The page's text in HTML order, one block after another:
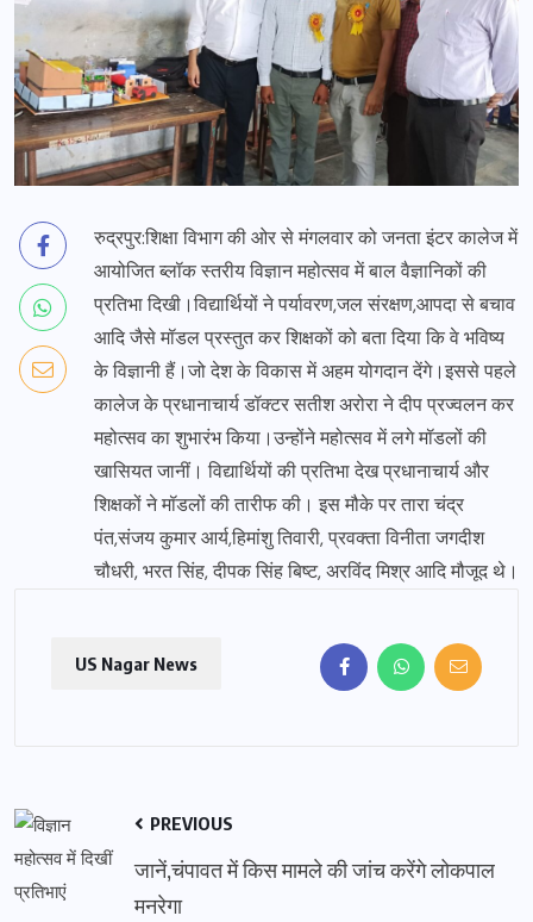
रुद्रपुर:शिक्षा विभाग की ओर से मंगलवार को जनता इंटर कालेज में
आयोजित ब्लॉक स्तरीय विज्ञान महोत्सव में बाल वैज्ञानिकों की
प्रतिभा दिखी।विद्यार्थियों ने पर्यावरण,जल संरक्षण,आपदा से बचाव
आदि जैसे मॉडल प्रस्तुत कर शिक्षकों को बता दिया कि वे भविष्य
के विज्ञानी हैं।जो देश के विकास में अहम योगदान देंगे।इससे पहले
कालेज के प्रधानाचार्य डॉक्टर सतीश अरोरा ने दीप प्रज्वलन कर
महोत्सव का शुभारंभ किया।उन्होंने महोत्सव में लगे मॉडलों की
खासियत जानीं। विद्यार्थियों की प्रतिभा देख प्रधानाचार्य और
शिक्षकों ने मॉडलों की तारीफ की। इस मौके पर तारा चंद्र
पंत,संजय कुमार आर्य,हिमांशु तिवारी, प्रवक्ता विनीता जगदीश
चौधरी, भरत सिंह, दीपक सिंह बिष्ट, अरविंद मिश्र आदि मौजूद थे।
US Nagar News
PREVIOUS
जानें,चंपावत में किस मामले की जांच करेंगे लोकपाल
मनरेगा